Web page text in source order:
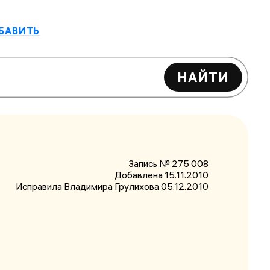
НАЙТИ
Запись № 275 008
Добавлена 15.11.2010
Исправила Владимира Грулихова05.12.2010